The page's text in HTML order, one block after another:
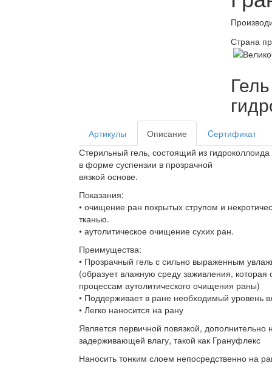
Страна
Артикулы Описание
Cертификат
Стерильный гель, состоящий из гидроколлоида
в форме суспензии в прозрачной
вязкой основе.
Показания:
• очищение ран покрытых струпом и
тканью.
• аутолитическое очищение сухих ран.
Преимущества:
• Прозрачный гель с сильно выраженным
(образует влажную среду заживления, которая
процессам аутолитического очищения раны)
• Поддерживает в ране необходимый уровень
• Легко наносится на рану
Является первичной повязкой, дополнительно
задерживающей влагу, такой как Грануфлекс
Наносить тонким слоем непосредственно на